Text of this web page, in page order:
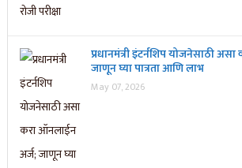
प्रधानमंत्री इंटर्नशिप योजनेसाठी
जाणून घ्या पात्रता आणि लाभ
May 07, 2026